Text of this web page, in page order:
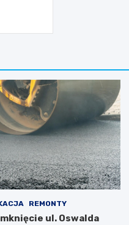
REMONTY
ul. Oswalda